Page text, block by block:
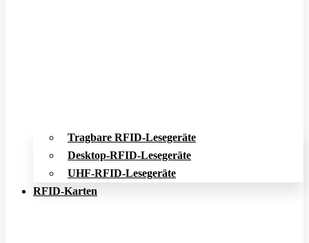
Tragbare RFID-Lesegeräte
Desktop-RFID-Lesegeräte
UHF-RFID-Lesegeräte
RFID-Karten